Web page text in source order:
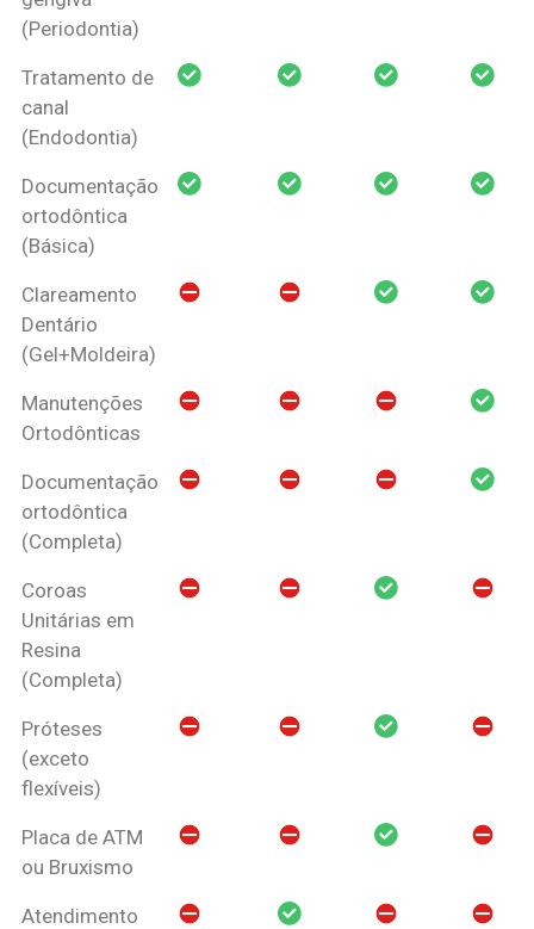
(Periodontia)
Tratamento de
canal
(Endodontia)
Documentação
ortodôntica
(Básica)
Clareamento
Dentário
(Gel+Moldeira)
Manutenções
Ortodônticas
Documentação
ortodôntica
(Completa)
Coroas
Unitárias em
Resina
(Completa)
Próteses
(exceto
flexíveis)
Placa de ATM
ou Bruxismo
Atendimento